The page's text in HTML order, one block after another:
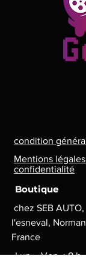
condition
Mentions
confidentialité
Boutique
chez SEB
l'esneval,
France
Lun. - Ven. : 8 h